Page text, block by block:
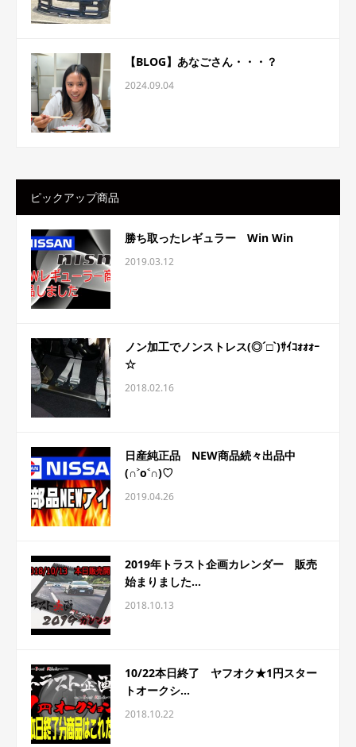
【BLOG】あなごさん・・・？
2024.09.04
ピックアップ商品
勝ち取ったレギュラー Win Win
2019.03.12
ノン加工でノンストレス(◎´□`)ｻｲｺｫｫｫｰ
☆
2018.02.16
日産純正品 NEW商品続々出品中
(∩˃o˂∩)♡
2019.04.26
2019年トラスト企画カレンダー 販売
始まりました...
2018.10.13
10/22本日終了 ヤフオク★1円スター
トオークシ...
2018.10.22